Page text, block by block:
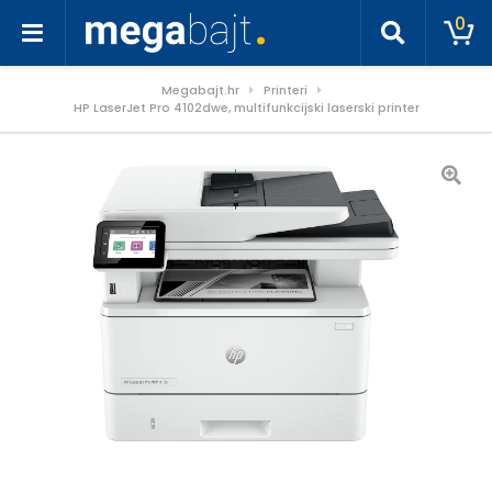
0
Megabajt.hr
Printeri
HP LaserJet Pro 4102dwe, multifunkcijski laserski printer